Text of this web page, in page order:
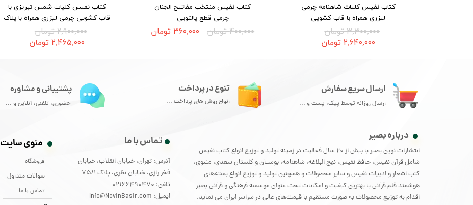
کتاب نفیس کلیات شاهنامه چرمی
لیزری همراه با قاب کشویی
۳,۳۰۰,۰۰۰ تومان
۲,۶۴۰,۰۰۰ تومان
کتاب نفیس منتخب مفاتیح الجنان
چرمی قطع پالتویی
۴۰۰,۰۰۰ تومان
۳۶۰,۰۰۰ تومان
کتاب نفیس کلیات شمس تبریزی با
قاب کشویی چرمی لیزری همراه با پلاک
۲,۹۰۰,۰۰۰ تومان
۲,۴۶۵,۰۰۰ تومان
درباره بصیر
انتشارات نوین بصیر با بیش از 20 سال فعالیت در زمینه تولید و توزیع انواع کتاب نفیس
شامل قرآن نفیس، حافظ نفیس، نهج البلاغه، شاهنامه، بوستان و گلستان سعدی، مثنوی،
کتب اشعار و ادبیات نفیس و سایر محصولات و همچنین تولید و توزیع انواع بسته‌های
هوشمند قلم قرآنی با بهترین کیفیت و امکانات تحت عنوان موسسه فرهنگی و قرآنی بصیر
اقدام به توزیع محصولات به صورت مستقیم با قیمت‌های عالی در سراسر ایران می نماید.
ارسال سریع سفارش
ارسال روزانه توسط پیک، پست و ...
تنوع در پرداخت
انواع روش های پرداخت ...
پشتیبانی و مشاوره
حضوری، تلفنی، آنلاین و ...
تماس با ما
آدرس: تهران، خیابان انقلاب، خیابان
فخر رازی، خیابان نظری، پلاک 75/1
تلفن: 02166490470
ایمیل: Info@NovinBasir.com
منوی سایت
فروشگاه
سوالات متداول
تماس با ما